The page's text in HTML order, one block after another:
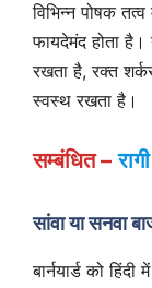
विभिन्न पोषक
फायदेमंद होता है।
रखता है, रक्त
स्वस्थ रखता है।
सम्बंधित –
सांवा या सनवा
बार्नयार्ड को